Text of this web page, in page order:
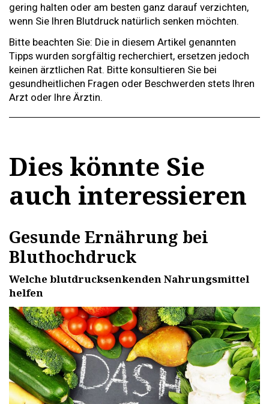
gering halten oder am besten ganz darauf verzichten,
wenn Sie Ihren Blutdruck natürlich senken möchten.
Bitte beachten Sie: Die in diesem Artikel genannten
Tipps wurden sorgfältig recherchiert, ersetzen jedoch
keinen ärztlichen Rat. Bitte konsultieren Sie bei
gesundheitlichen Fragen oder Beschwerden stets Ihren
Arzt oder Ihre Ärztin.
Dies könnte Sie
auch interessieren
Gesunde Ernährung bei
Bluthochdruck
Welche blutdrucksenkenden Nahrungsmittel
helfen